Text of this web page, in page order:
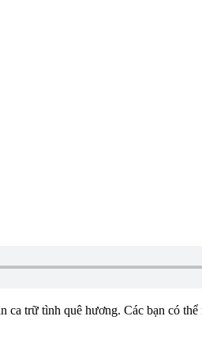
ca trữ tình quê hương. Các bạn có